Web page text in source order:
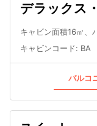
デラックス
キャビン面積16㎡、
キャビンコード: BA
バルコ